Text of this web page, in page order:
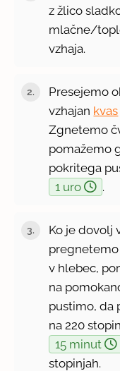
z žlico
mlačne/
vzhaja.
Presejemo
vzhajan kvas
Zgnetemo
pomažemo
pokritega
1 uro
.
Ko je dovolj
v hlebec,
na
pustimo, da
na 220
15 minut
stopinjah.